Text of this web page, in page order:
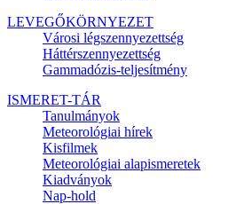
LEVEGŐKÖRNYEZET
Városi légszennyezettség
Háttérszennyezettség
Gammadózis-teljesítmény
ISMERET-TÁR
Tanulmányok
Meteorológiai hírek
Kisfilmek
Meteorológiai alapismeretek
Kiadványok
Nap-hold